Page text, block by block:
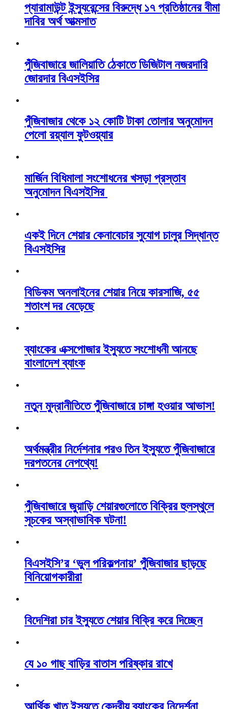
প্যারামাউন্ট ইন্স্যুরেন্সের বিরুদ্ধে ১৭ প্রতিষ্ঠানের বীমা
দাবির অর্থ আত্মসাত
পুঁজিবাজারে জালিয়াতি ঠেকাতে ডিজিটাল নজরদারি
জোরদার বিএসইসির
পুঁজিবাজার থেকে ১২ কোটি টাকা তোলার অনুমোদন
পেলো রয়্যাল ফুটওয়্যার
মার্জিন বিধিমালা সংশোধনের খসড়া প্রস্তাব
অনুমোদন বিএসইসির
একই দিনে শেয়ার কেনাবেচার সুযোগ চালুর সিদ্ধান্ত
বিএসইসির
বিডিকম অনলাইনের শেয়ার নিয়ে কারসাজি, ৫৫
শতাংশ দর বেড়েছে
ব্যাংকের এক্সপোজার ইস্যুতে সংশোধনী আনছে
বাংলাদেশ ব্যাংক
নতুন মুদ্রানীতিতে পুঁজিবাজারে চাঙ্গা হওয়ার আভাস!
অর্থমন্ত্রীর নির্দেশনার পরও তিন ইস্যুতে পুঁজিবাজারে
দরপতনের নেপথ্যে!
পুঁজিবাজারে জুয়াড়ি শেয়ারগুলোতে বিক্রির হুলস্থুলে
সূচকের অস্বাভাবিক ঘটনা!
বিএসইসি’র ‘ভুল পরিকল্পনায়’ পুঁজিবাজার ছাড়ছে
বিনিয়োগকারীরা
বিদেশিরা চার ইস্যুতে শেয়ার বিক্রি করে দিচ্ছেন
যে ১০ গাছ বাড়ির বাতাস পরিষ্কার রাখে